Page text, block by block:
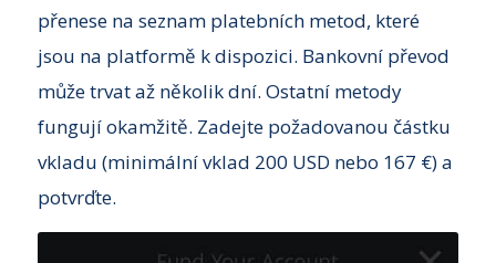
přenese na seznam platebních metod, které
jsou na platformě k dispozici. Bankovní převod
může trvat až několik dní. Ostatní metody
fungují okamžitě. Zadejte požadovanou částku
vkladu (minimální vklad 200 USD nebo 167 €) a
potvrďte.